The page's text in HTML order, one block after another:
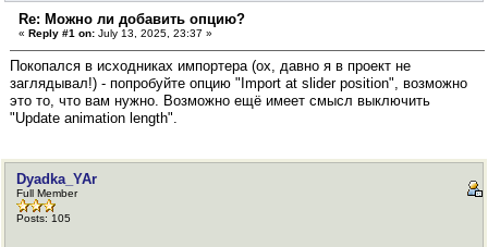
Re: Можно ли добавить опцию?
« Reply #1 on: July 13, 2025, 23:37 »
Покопался в исходниках импортера (ох, давно я в проект не
заглядывал!) - попробуйте опцию "Import at slider position", возможно
это то, что вам нужно. Возможно ещё имеет смысл выключить
"Update animation length".
Dyadka_YAr
Full Member
Posts: 105